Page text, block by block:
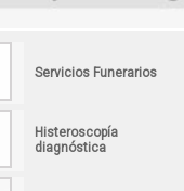
Servicios Funerarios
Histeroscopía
diagnóstica